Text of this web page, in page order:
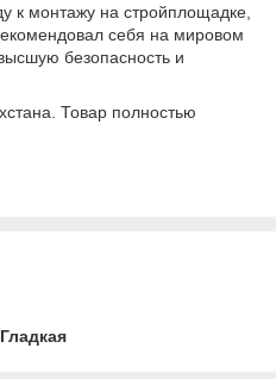
к монтажу на стройплощадке,
себя на мировом
безопасность и
Товар полностью
Гладкая